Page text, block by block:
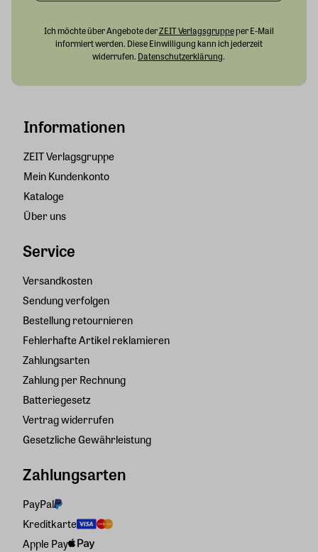
Informationen
ZEIT Verlagsgruppe
Mein Kundenkonto
Kataloge
Über uns
Service
Versandkosten
Sendung verfolgen
Bestellung retournieren
Fehlerhafte Artikel reklamieren
Zahlungsarten
Zahlung per Rechnung
Batteriegesetz
Vertrag widerrufen
Gesetzliche Gewährleistung
Zahlungsarten
PayPal
Kreditkarte
Apple Pay
Ich möchte über Angebote derZEIT Verlagsgruppeper E-Mail
informiert werden. Diese Einwilligung kann ich jederzeit
widerrufen. Datenschutzerklärung.